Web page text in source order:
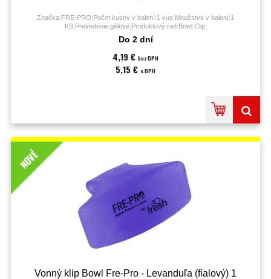
Značka:FRE-PRO;Počet kusov v balení:1 kus;Množstvo v balení:1
KS;Prevedenie:gélové;Produktový rad:Bowl Clip;
Do 2 dní
4,19 € bez DPH
5,15 € s DPH
NOVÉ
Vonný klip Bowl Fre-Pro - Levanduľa (fialový) 1